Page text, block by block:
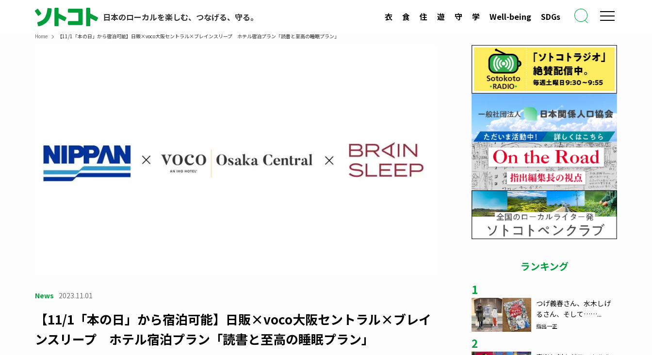
日本のローカルを楽しむ、つなげる、守る。 衣 食 住 遊 守 学 Well-being SDGs
Home 【11/1「本の日」から宿泊可能】日販×voco大阪セントラル×ブレインスリープ ホテル宿泊プラン「読書と至高の睡眠プラン」
News 2023.11.01
【11/1「本の日」から宿泊可能】日販×voco大阪セントラル×ブレイ
ンスリープ ホテル宿泊プラン「読書と至高の睡眠プラン」
ランキング
1
つげ義春さん、水木しげ
るさん、そして……...
指出一正
2